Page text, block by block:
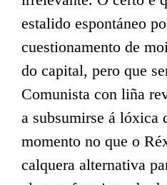
estalido espontáneo
cuestionamento de
do capital, pero que
Comunista con liña
a subsumirse á lóxica
momento no que o
calquera alternativa